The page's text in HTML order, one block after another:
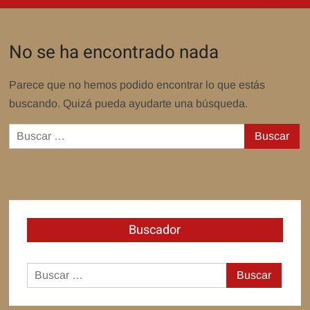
No se ha encontrado nada
Parece que no hemos podido encontrar lo que estás
buscando. Quizá pueda ayudarte una búsqueda.
Buscar:
Buscador
Buscar: